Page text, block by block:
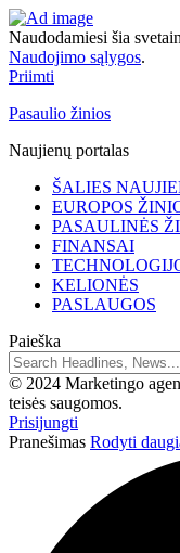
Naudodamiesi šia
Naudojimo sąlygos.
Priimti
Pasaulio žinios
Naujienų portalas
ŠALIES
EUROPOS
PASAULINĖS
FINANSAI
KELIONĖS
PASLAUGOS
Paieška
© 2024 Marketingo
teisės saugomos.
Prisijungti
Pranešimas Rodyti